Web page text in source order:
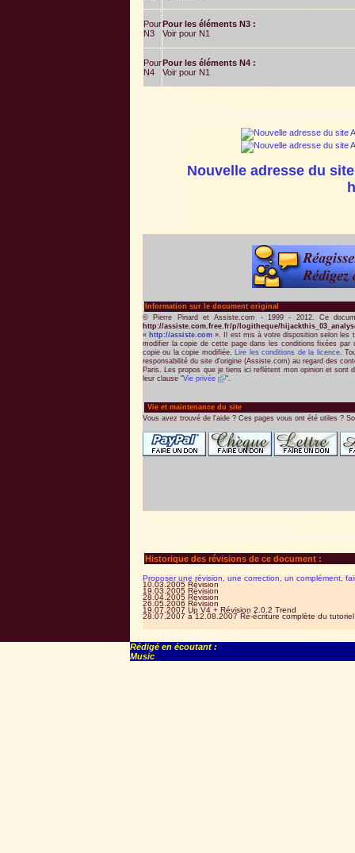
Pour
N3
Pour les éléments N3 :
Voir pour N1
Pour
N4
Pour les éléments N4 :
Voir pour N1
Nouvelle adresse du
Information sur le document original
© Pierre Pinard et Assiste.com - 1999 - 2012. Ce
http://assiste.com.free.fr/p/logitheque/
« http://assiste.com ». Il est mis à votre disposition selon les
modifier la copie de cette page dans les conditions fixées
copie ou la copie modifiée. Lire les conditions de la licence.
responsabilité du site d'origine (Assiste.com) au regard des
Paris. Les propos que je tiens ici reflètent mon opinion et
leur clause "Vie privée ".
Vie et maintenance du site
Vous avez trouvé de l'aide ? Ces pages vous ont été utiles ?
Historique des révisions de ce document :
Proposer une révision, une correction, un complément,
10.03.2005 Révision
19.03.2005 Révision
28.04.2005 Révision
26.05.2006 Révision
19.07.2007 Up V4 + Révision 2.0.2 Trend
28.07.2007 à 12.08.2007 Ré-écriture complète du tutoriel
Rédigé en écoutant :
Music